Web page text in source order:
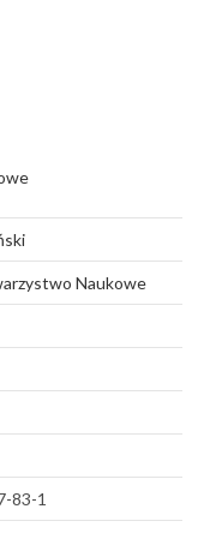
Naukowe
83-1